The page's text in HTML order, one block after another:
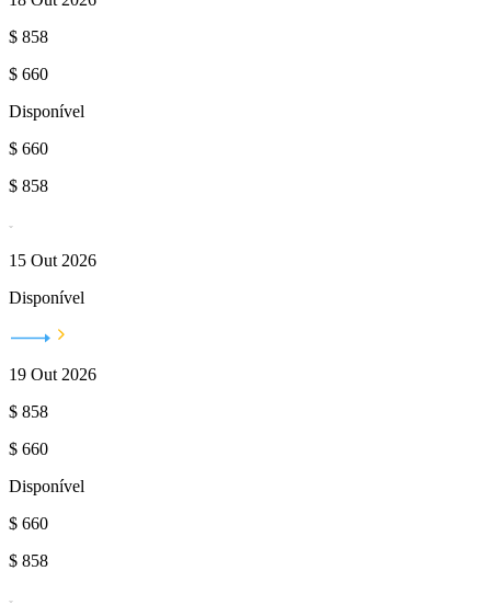
$ 858
$ 660
Disponível
$ 660
$ 858
15 Out 2026
Disponível
19 Out 2026
$ 858
$ 660
Disponível
$ 660
$ 858